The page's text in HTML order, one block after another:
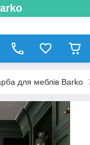
для меблів Barko